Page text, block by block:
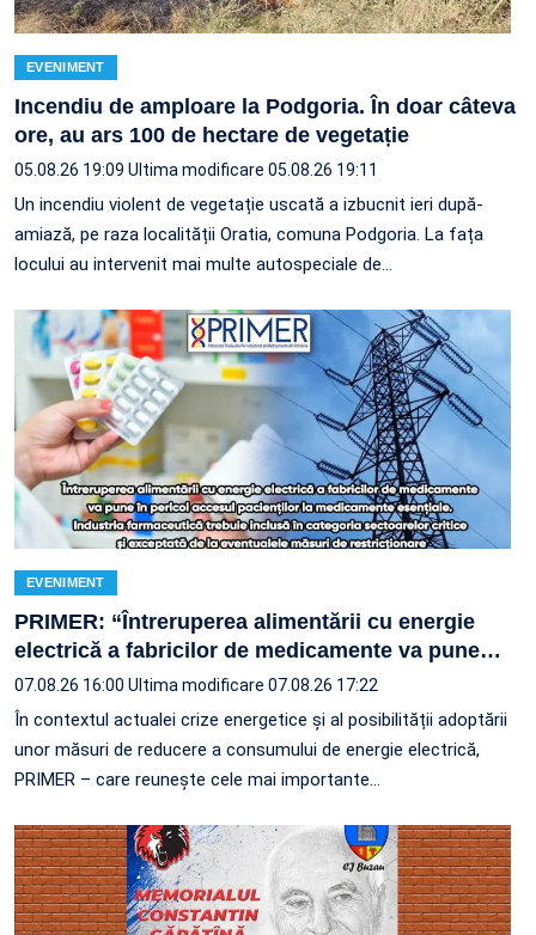
EVENIMENT
Incendiu de amploare la Podgoria. În doar câteva
ore, au ars 100 de hectare de vegetație
05.08.26 19:09 Ultima modificare 05.08.26 19:11
Un incendiu violent de vegetație uscată a izbucnit ieri după-
amiază, pe raza localității Oratia, comuna Podgoria. La fața
locului au intervenit mai multe autospeciale de…
EVENIMENT
PRIMER: “Întreruperea alimentării cu energie
electrică a fabricilor de medicamente va pune…
07.08.26 16:00 Ultima modificare 07.08.26 17:22
În contextul actualei crize energetice și al posibilității adoptării
unor măsuri de reducere a consumului de energie electrică,
PRIMER – care reuneşte cele mai importante…